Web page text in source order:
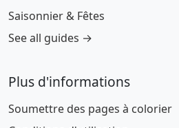
Saisonnier & Fêtes
See all guides →
Plus d'informations
Soumettre des pages à colorier